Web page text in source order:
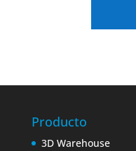
Producto
3D Warehouse